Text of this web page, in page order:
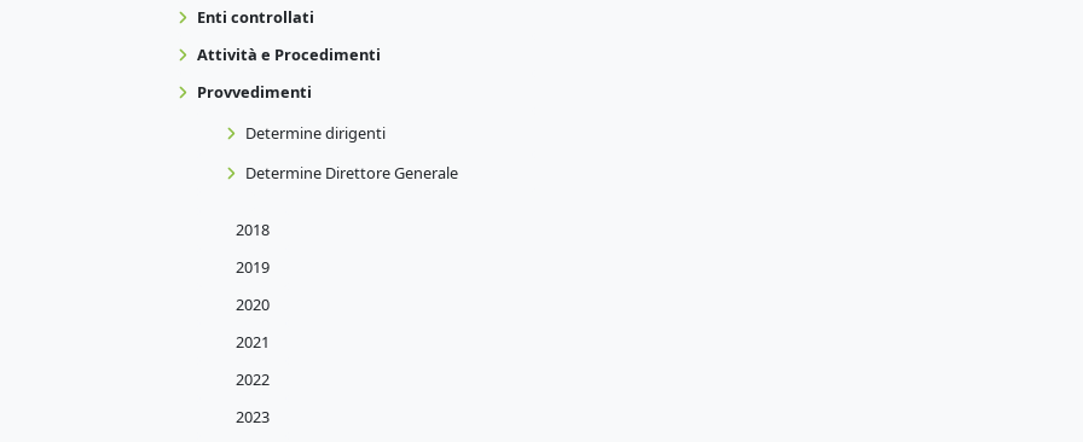
Enti controllati
Attività e Procedimenti
Provvedimenti
Determine dirigenti
Determine Direttore Generale
2018
2019
2020
2021
2022
2023